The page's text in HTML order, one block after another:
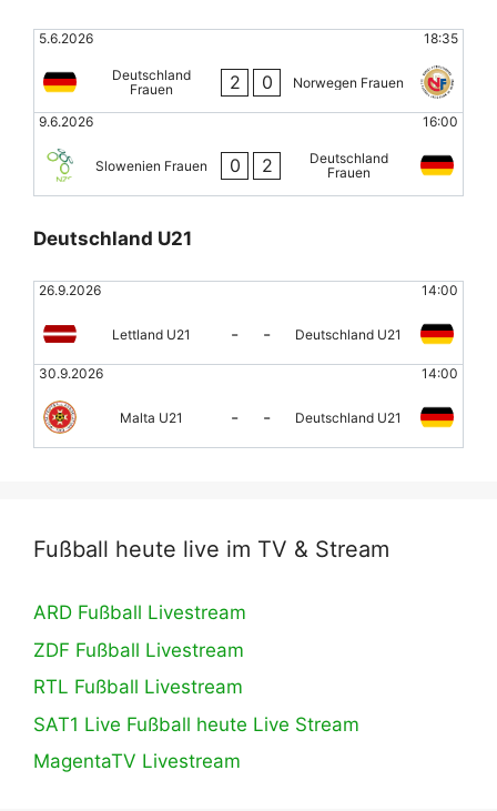
5.6.2026 18:35
Deutschland
Frauen
2 0 Norwegen Frauen
9.6.2026 16:00
Slowenien Frauen 0 2
Deutschland
Frauen
Deutschland U21
26.9.2026 14:00
Lettland U21 - - Deutschland U21
30.9.2026 14:00
Malta U21 - - Deutschland U21
Fußball heute live im TV & Stream
ARD Fußball Livestream
ZDF Fußball Livestream
RTL Fußball Livestream
SAT1 Live Fußball heute Live Stream
MagentaTV Livestream